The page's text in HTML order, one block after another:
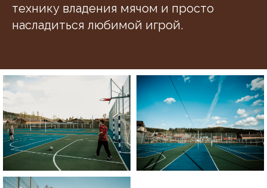
технику владения мячом и просто
насладиться любимой игрой.